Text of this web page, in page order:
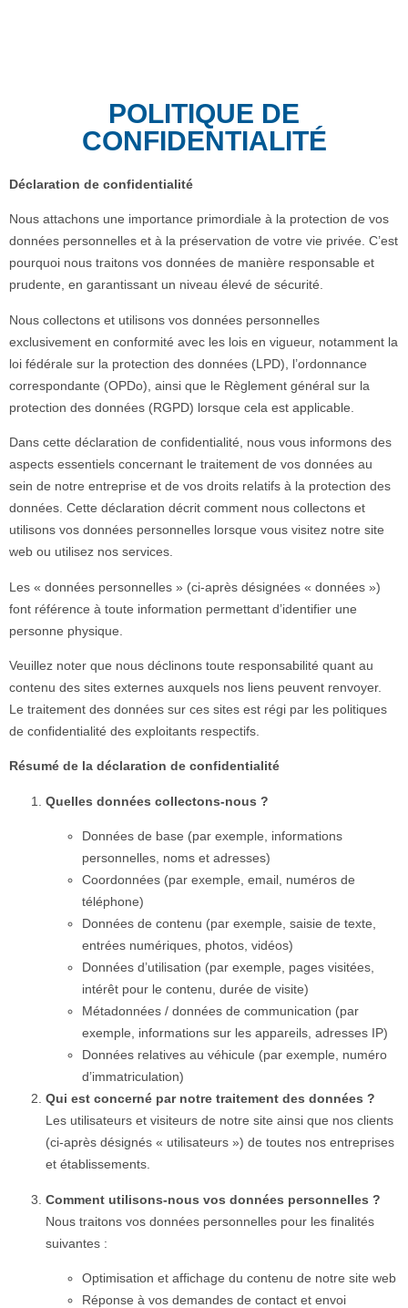
POLITIQUE DE
CONFIDENTIALITÉ
Déclaration de confidentialité
Nous attachons une importance primordiale à la protection de vos
données personnelles et à la préservation de votre vie privée. C’est
pourquoi nous traitons vos données de manière responsable et
prudente, en garantissant un niveau élevé de sécurité.
Nous collectons et utilisons vos données personnelles
exclusivement en conformité avec les lois en vigueur, notamment la
loi fédérale sur la protection des données (LPD), l’ordonnance
correspondante (OPDo), ainsi que le Règlement général sur la
protection des données (RGPD) lorsque cela est applicable.
Dans cette déclaration de confidentialité, nous vous informons des
aspects essentiels concernant le traitement de vos données au
sein de notre entreprise et de vos droits relatifs à la protection des
données. Cette déclaration décrit comment nous collectons et
utilisons vos données personnelles lorsque vous visitez notre site
web ou utilisez nos services.
Les « données personnelles » (ci-après désignées « données »)
font référence à toute information permettant d’identifier une
personne physique.
Veuillez noter que nous déclinons toute responsabilité quant au
contenu des sites externes auxquels nos liens peuvent renvoyer.
Le traitement des données sur ces sites est régi par les politiques
de confidentialité des exploitants respectifs.
Résumé de la déclaration de confidentialité
Quelles données collectons-nous ?
Données de base (par exemple, informations
personnelles, noms et adresses)
Coordonnées (par exemple, email, numéros de
téléphone)
Données de contenu (par exemple, saisie de texte,
entrées numériques, photos, vidéos)
Données d’utilisation (par exemple, pages visitées,
intérêt pour le contenu, durée de visite)
Métadonnées / données de communication (par
exemple, informations sur les appareils, adresses IP)
Données relatives au véhicule (par exemple, numéro
d’immatriculation)
Qui est concerné par notre traitement des données ?
Les utilisateurs et visiteurs de notre site ainsi que nos clients
(ci-après désignés « utilisateurs ») de toutes nos entreprises
et établissements.
Comment utilisons-nous vos données personnelles ?
Nous traitons vos données personnelles pour les finalités
suivantes :
Optimisation et affichage du contenu de notre site web
Réponse à vos demandes de contact et envoi